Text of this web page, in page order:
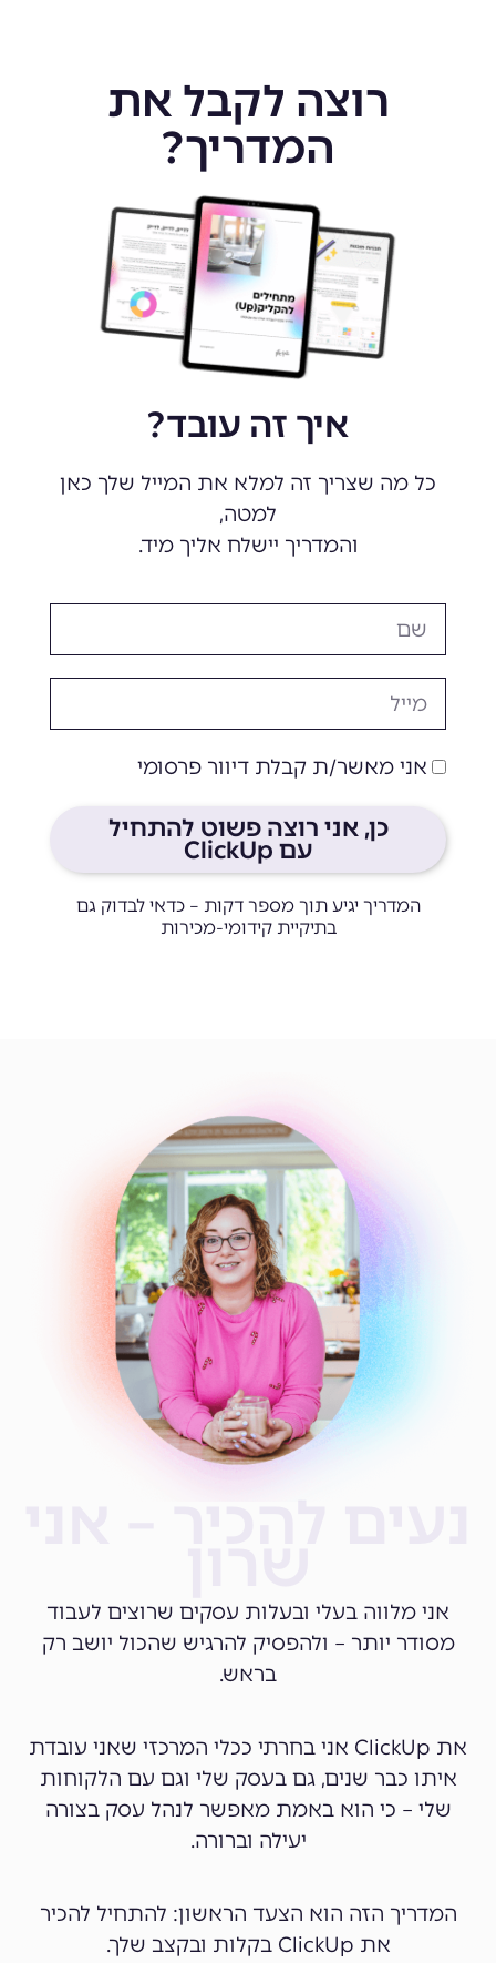
רוצה לקבל את
המדריך?
איך זה עובד?
כל מה שצריך זה למלא את המייל שלך כאן
למטה,
והמדריך יישלח אליך מיד.
שם
אימייל
הסכמה
אני מאשר/ת קבלת דיוור פרסומי
כן, אני רוצה פשוט להתחיל
עם ClickUp
המדריך יגיע תוך מספר דקות – כדאי לבדוק גם
בתיקיית קידומי-מכירות
אני מלווה בעלי ובעלות עסקים שרוצים לעבוד
מסודר יותר – ולהפסיק להרגיש שהכול יושב רק
בראש.
את ClickUp אני בחרתי ככלי המרכזי שאני עובדת
איתו כבר שנים, גם בעסק שלי וגם עם הלקוחות
שלי – כי הוא באמת מאפשר לנהל עסק בצורה
יעילה וברורה.
המדריך הזה הוא הצעד הראשון: להתחיל להכיר
את ClickUp בקלות ובקצב שלך.